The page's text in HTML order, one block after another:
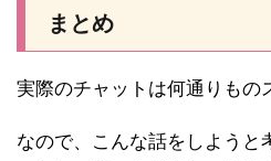
まとめ
実際のチャットは何通りもの
なので、こんな話をしようと